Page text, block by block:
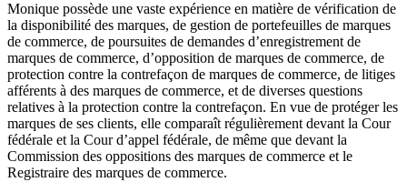
Monique possède une vaste expérience en matière de vérification de
la disponibilité des marques, de gestion de portefeuilles de marques
de commerce, de poursuites de demandes d’enregistrement de
marques de commerce, d’opposition de marques de commerce, de
protection contre la contrefaçon de marques de commerce, de litiges
afférents à des marques de commerce, et de diverses questions
relatives à la protection contre la contrefaçon. En vue de protéger les
marques de ses clients, elle comparaît régulièrement devant la Cour
fédérale et la Cour d’appel fédérale, de même que devant la
Commission des oppositions des marques de commerce et le
Registraire des marques de commerce.